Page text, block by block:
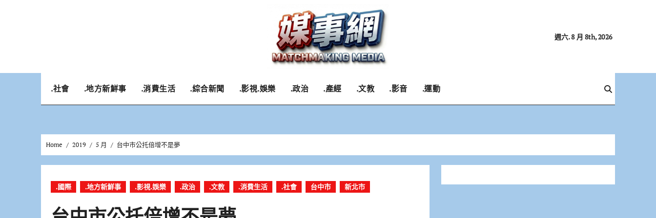
週六. 8 月 8th, 2026
.社會 .地方新鮮事 .消費生活 .綜合新聞 .影視.娛樂 .政治 .產經 .文教 .影音 .運動
Home 2019 5 月 台中市公托倍增不是夢
.國際 .地方新鮮事 .影視.娛樂 .政治 .文教 .消費生活 .社會 台中市 新北市